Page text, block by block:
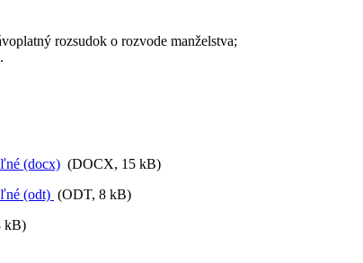
rozsudok o rozvode manželstva;
(docx) (DOCX, 15 kB)
(odt) (ODT, 8 kB)
kB)